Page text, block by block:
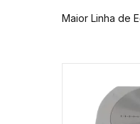
Maior Linha de